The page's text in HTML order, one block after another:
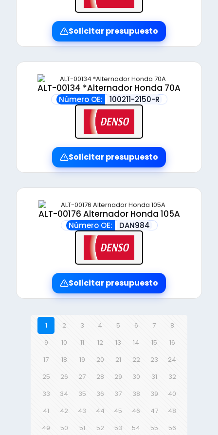
Solicitar presupuesto
ALT-00134 *Alternador Honda 70A
Número OE: 100211-2150-R
Solicitar presupuesto
ALT-00176 Alternador Honda 105A
Número OE: DAN984
Solicitar presupuesto
1 2 3 4 5 6 7
8
9
10 11 12 13 14 15
16
17
18 19 20 21 22 23
24
25
26 27 28 29 30 31
32
33
34 35 36 37 38 39
40
41
42 43 44 45 46 47
48
49
50 51 52 53 54 55 56